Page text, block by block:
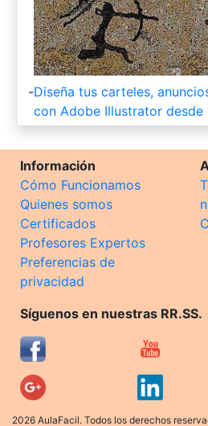
-Diseña tus carteles,
con Adobe Illustrator desde
Información
Cómo Funcionamos
Quienes somos
Certificados
Profesores Expertos
Preferencias de
privacidad
Síguenos en nuestras RR.SS.
2026 AulaFacil. Todos los derechos